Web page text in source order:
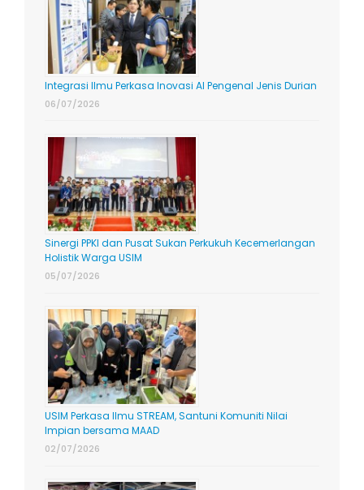
Integrasi Ilmu Perkasa Inovasi AI Pengenal Jenis Durian
06/07/2026
Sinergi PPKI dan Pusat Sukan Perkukuh Kecemerlangan
Holistik Warga USIM
05/07/2026
USIM Perkasa Ilmu STREAM, Santuni Komuniti Nilai
Impian bersama MAAD
02/07/2026